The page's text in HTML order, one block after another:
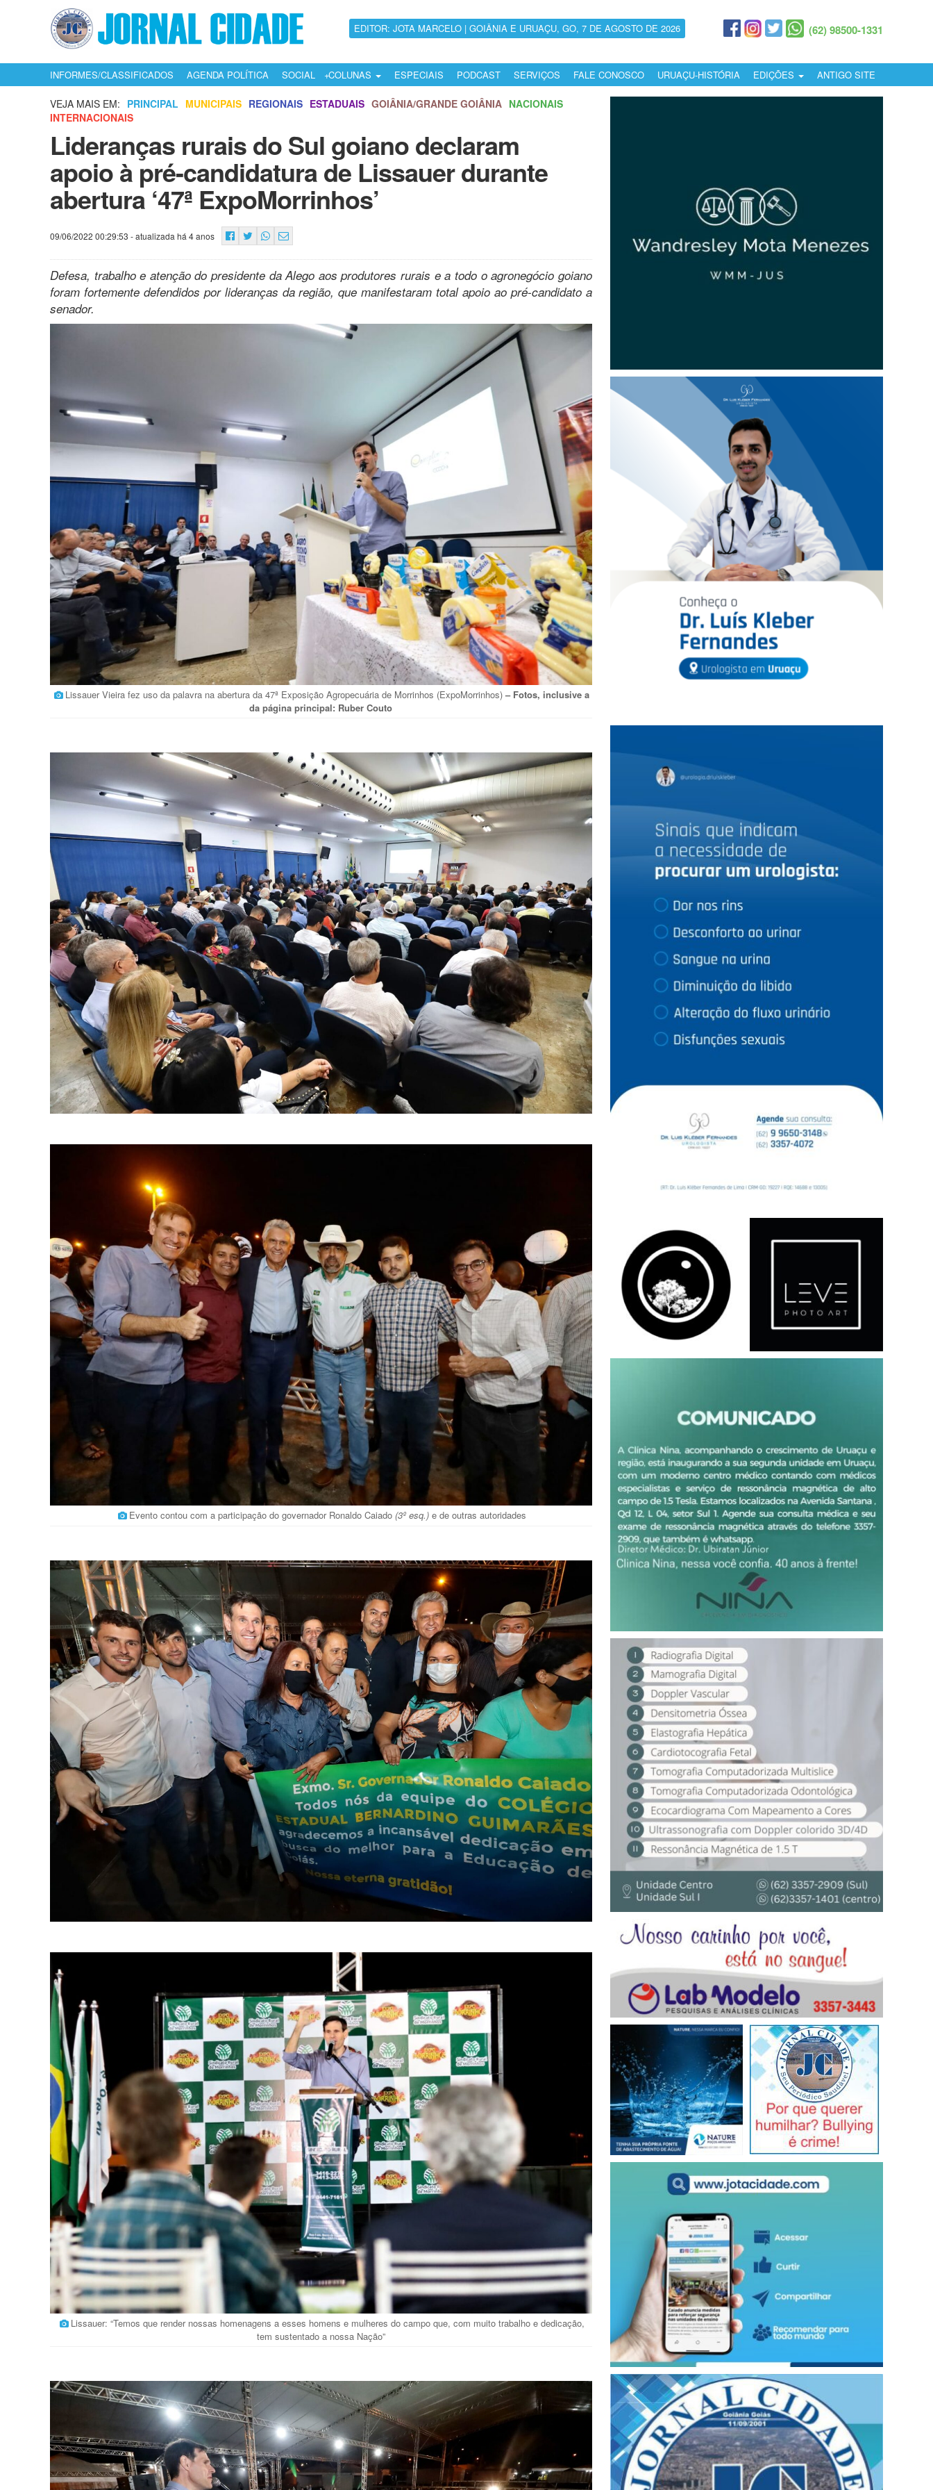
EDITOR: JOTA MARCELO | GOIÂNIA E URUAÇU, GO, 7 DE AGOSTO DE 2026 (62) 98500-1331
INFORMES/CLASSIFICADOS AGENDA POLÍTICA SOCIAL COLUNAS ESPECIAIS PODCAST SERVIÇOS FALE CONOSCO URUAÇU-HISTÓRIA EDIÇÕES ANTIGO SITE
VEJA MAIS EM: PRINCIPAL MUNICIPAIS REGIONAIS ESTADUAIS GOIÂNIA/GRANDE GOIÂNIA NACIONAIS
INTERNACIONAIS
Lideranças rurais do Sul goiano declaram
apoio à pré-candidatura de Lissauer durante
abertura ‘47ª ExpoMorrinhos’
09/06/2022 00:29:53 - atualizada há 4 anos
Defesa, trabalho e atenção do presidente da Alego aos produtores rurais e a todo o agronegócio goiano
foram fortemente defendidos por lideranças da região, que manifestaram total apoio ao pré-candidato a
senador.
Lissauer Vieira fez uso da palavra na abertura da 47ª Exposição Agropecuária de Morrinhos (ExpoMorrinhos)– Fotos, inclusive a
da página principal: Ruber Couto
Evento contou com a participação do governador Ronaldo Caiado (3º esq.)e de outras autoridades
Lissauer: “Temos que render nossas homenagens a esses homens e mulheres do campo que, com muito trabalho e dedicação,
tem sustentado a nossa Nação”